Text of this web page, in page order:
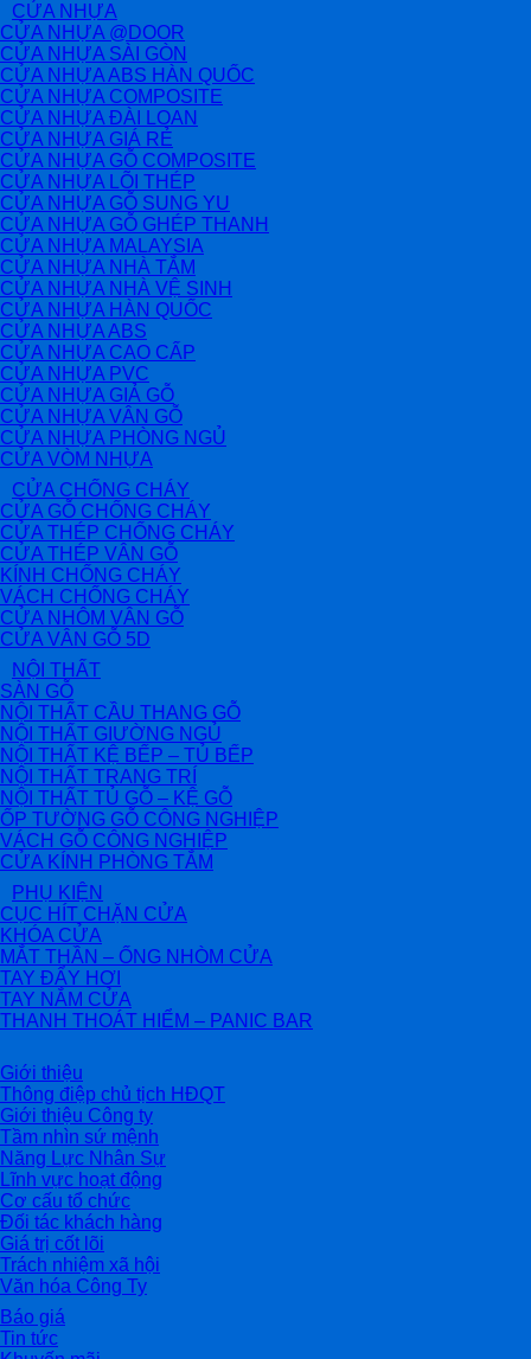
CỬA NHỰA
CỬA NHỰA @DOOR
CỬA NHỰA SÀI GÒN
CỬA NHỰA ABS HÀN QUỐC
CỬA NHỰA COMPOSITE
CỬA NHỰA ĐÀI LOAN
CỬA NHỰA GIÁ RẺ
CỬA NHỰA GỖ COMPOSITE
CỬA NHỰA LÕI THÉP
CỬA NHỰA GỖ SUNG YU
CỬA NHỰA GỖ GHÉP THANH
CỬA NHỰA MALAYSIA
CỬA NHỰA NHÀ TẮM
CỬA NHỰA NHÀ VỆ SINH
CỬA NHỰA HÀN QUỐC
CỬA NHỰA ABS
CỬA NHỰA CAO CẤP
CỬA NHỰA PVC
CỬA NHỰA GIẢ GỖ
CỬA NHỰA VÂN GỖ
CỬA NHỰA PHÒNG NGỦ
CỬA VÒM NHỰA
CỬA CHỐNG CHÁY
CỬA GỖ CHỐNG CHÁY
CỬA THÉP CHỐNG CHÁY
CỬA THÉP VÂN GỖ
KÍNH CHỐNG CHÁY
VÁCH CHỐNG CHÁY
CỬA NHÔM VÂN GỖ
CỬA VÂN GỖ 5D
NỘI THẤT
SÀN GỖ
NỘI THẤT CẦU THANG GỖ
NỘI THẤT GIƯỜNG NGỦ
NỘI THẤT KỆ BẾP – TỦ BẾP
NỘI THẤT TRANG TRÍ
NỘI THẤT TỦ GỖ – KỆ GỖ
ỐP TƯỜNG GỖ CÔNG NGHIỆP
VÁCH GỖ CÔNG NGHIỆP
CỬA KÍNH PHÒNG TẮM
PHỤ KIỆN
CỤC HÍT CHẶN CỬA
KHÓA CỬA
MẮT THẦN – ỐNG NHÒM CỬA
TAY ĐẨY HƠI
TAY NẮM CỬA
THANH THOÁT HIỂM – PANIC BAR
Giới thiệu
Thông điệp chủ tịch HĐQT
Giới thiệu Công ty
Tầm nhìn sứ mệnh
Năng Lực Nhân Sự
Lĩnh vực hoạt động
Cơ cấu tổ chức
Đối tác khách hàng
Giá trị cốt lõi
Trách nhiệm xã hội
Văn hóa Công Ty
Báo giá
Tin tức